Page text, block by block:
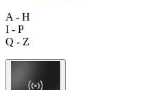
A - H
I - P
Q - Z